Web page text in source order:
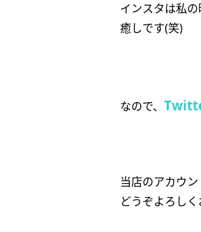
インスタは私の
癒しです(笑)
なので、
当店のアカウン
どうぞよろし